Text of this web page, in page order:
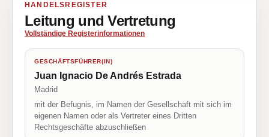
HANDELSREGISTER
Leitung und Vertretung
Vollständige Registerinformationen
GESCHÄFTSFÜHRER(IN)
Juan Ignacio De Andrés Estrada
Madrid
mit der Befugnis, im Namen der Gesellschaft mit sich im
eigenen Namen oder als Vertreter eines Dritten
Rechtsgeschäfte abzuschließen